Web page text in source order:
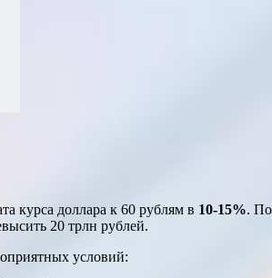
курса доллара к 60 рублям в 10-15%.
20 трлн рублей.
условий: